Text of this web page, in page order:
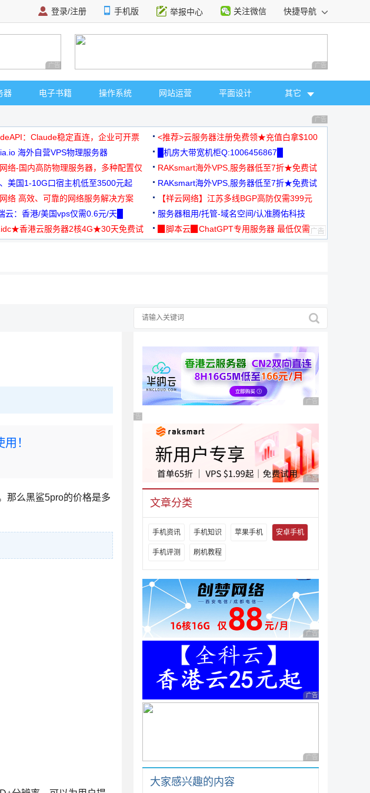
登录/注册 手机版 举报中心 关注微信 快捷导航
广告 商业广告，理性选择 广告 商业广告，理
器 电子书籍 操作系统 网站运营 平面设计 其它
广告 商业广告，理
：Claude稳定直连，企业可开票
<推荐>云服务器注册免费领★充值白拿$100
海外自营VPS物理服务器
█机房大带宽机柜Q:1006456867█
络-国内高防物理服务器，多种配置仅
月起
RAKsmart海外VPS,服务器低至7折★免费试
用★
美国1-10G口宿主机低至3500元起
RAKsmart海外VPS,服务器低至7折★免费试
用★
络 高效、可靠的网络服务解决方案
【祥云网络】江苏多线BGP高防仅需399元
云：香港/美国vps仅需0.6元/天█
服务器租用/托管-域名空间/认准腾佑科技
香港云服务器2核4G★30天免费试
▉脚本云▉ChatGPT专用服务器 最低仅需
！
那么黑鲨5pro的价格是多
广告 商业广告，理性
广告 商业广告，理性选择
广告 商业广告，理性
文章分类
手机资讯 手机知识 苹果手机 安卓手机
手机评测 刷机教程
广告 商业广告，理性
广告 商业广告，理性
广告 商业广告，理性
大家感兴趣的内容